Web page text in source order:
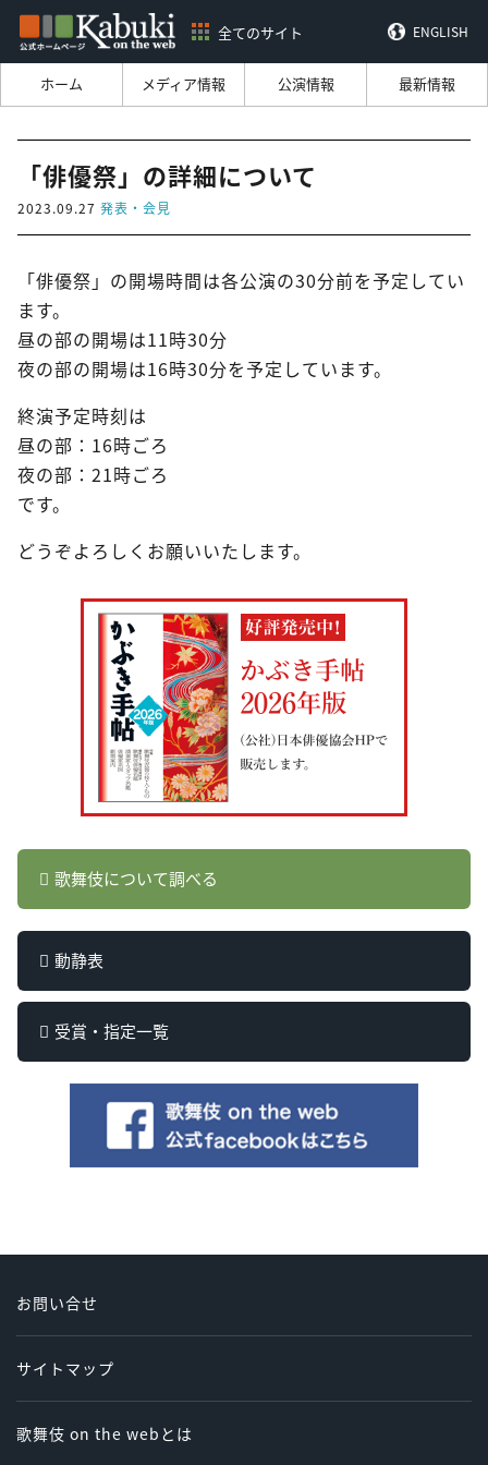
全てのサイト ENGLISH
ホーム メディア情報 公演情報 最新情報
「俳優祭」の詳細について
2023.09.27 発表・会見
「俳優祭」の開場時間は各公演の30分前を予定してい
ます。
昼の部の開場は11時30分
夜の部の開場は16時30分を予定しています。
終演予定時刻は
昼の部：16時ごろ
夜の部：21時ごろ
です。
どうぞよろしくお願いいたします。
歌舞伎について調べる
動静表
受賞・指定一覧
お問い合せ
サイトマップ
歌舞伎 on the webとは